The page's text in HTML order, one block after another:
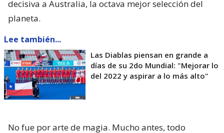
decisiva a Australia, la octava mejor selección del
planeta.
Lee también...
Las Diablas piensan en grande a
días de su 2do Mundial: "Mejorar lo
del 2022 y aspirar a lo más alto"
No fue por arte de magia. Mucho antes, todo